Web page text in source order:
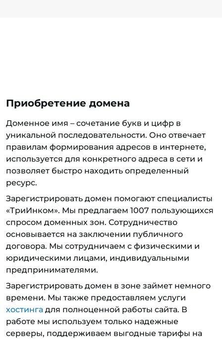
Приобретение домена
Доменное имя – сочетание букв и цифр в
уникальной последовательности. Оно отвечает
правилам формирования адресов в интернете,
используется для конкретного адреса в сети и
позволяет быстро находить определенный
ресурс.
Зарегистрировать домен помогают специалисты
«ТриИнком». Мы предлагаем 1007 пользующихся
спросом доменных зон. Сотрудничество
основывается на заключении публичного
договора. Мы сотрудничаем с физическими и
юридическими лицами, индивидуальными
предпринимателями.
Зарегистрировать домен в зоне займет немного
времени. Мы также предоставляем услуги
хостинга для полноценной работы сайта. В
работе мы используем только надежные
серверы, поддерживаем выгодные тарифы на